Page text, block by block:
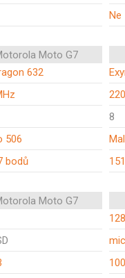
Ne
Moto G7
632
8
506
bodů
Moto G7